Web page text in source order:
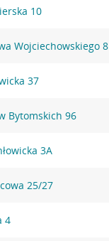
10
Wojciechowskiego 8
37
Bytomskich 96
3A
25/27
4